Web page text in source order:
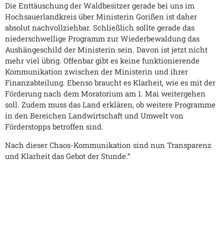
Die Enttäuschung der Waldbesitzer gerade bei uns im
Hochsauerlandkreis über Ministerin Gorißen ist daher
absolut nachvollziehbar. Schließlich sollte gerade das
niederschwellige Programm zur Wiederbewaldung das
Aushängeschild der Ministerin sein. Davon ist jetzt nicht
mehr viel übrig. Offenbar gibt es keine funktionierende
Kommunikation zwischen der Ministerin und ihrer
Finanzabteilung. Ebenso braucht es Klarheit, wie es mit der
Förderung nach dem Moratorium am 1. Mai weitergehen
soll. Zudem muss das Land erklären, ob weitere Programme
in den Bereichen Landwirtschaft und Umwelt von
Förderstopps betroffen sind.
Nach dieser Chaos-Kommunikation sind nun Transparenz
und Klarheit das Gebot der Stunde.“